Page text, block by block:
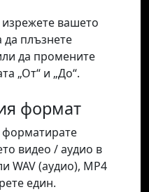
вашето
да плъзнете
да промените
„От“ и „До“.
формат
форматирате
видео / аудио в
WAV (аудио), MP4
един.